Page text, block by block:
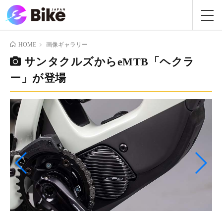
HOME 画像ギャラリー
サンタクルズからeMTB「ヘクラ
ー」が登場